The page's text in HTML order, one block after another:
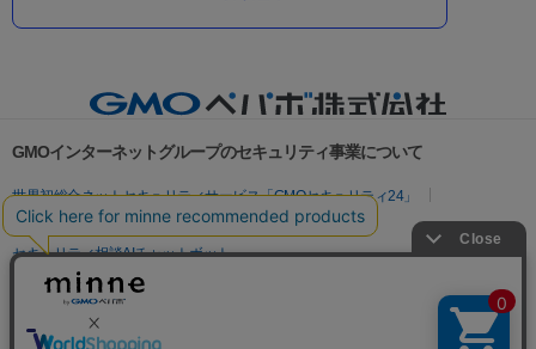
GMOインターネットグループのセキュリティ事業について
世界初総合ネットセキュリティサービス「GMOセキュリティ24」
パスワード漏洩診断
Webサイトリスク診断
セキュリティ相談AIチャットボット
実在証明・盗聴対策
サイバー攻撃対策（GMO Flatt Security）